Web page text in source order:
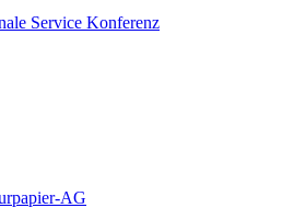
Service Konferenz
AG